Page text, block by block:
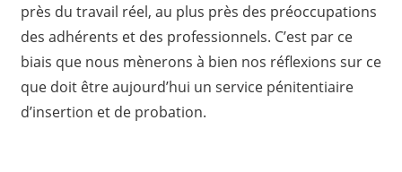
près du travail réel, au plus près des préoccupations
des adhérents et des professionnels. C’est par ce
biais que nous mènerons à bien nos réflexions sur ce
que doit être aujourd’hui un service pénitentiaire
d’insertion et de probation.